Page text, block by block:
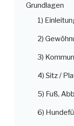
Grundlagen
1)
2)
3)
4) Sitz /
5) Fuß,
6)